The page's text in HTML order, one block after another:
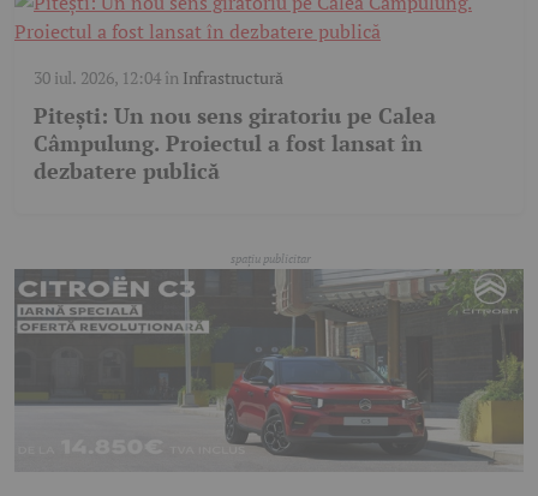
30 iul. 2026, 12:04în Infrastructură
Pitești: Un nou sens giratoriu pe Calea
Câmpulung. Proiectul a fost lansat în
dezbatere publică